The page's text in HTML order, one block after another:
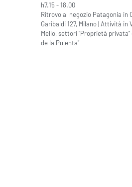
h7.15 - 18.00
Ritrovo al negozio Patagonia in
Garibaldi 127, Milano | Attività in
Mello, settori "Proprietà privata"
de la Pulenta"